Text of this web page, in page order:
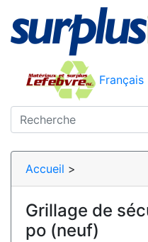
Français
Accueil >
Grillage de
po (neuf)